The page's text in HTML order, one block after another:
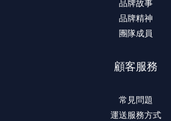
品牌故事
品牌精神
團隊成員
顧客服務
常見問題
運送服務方式